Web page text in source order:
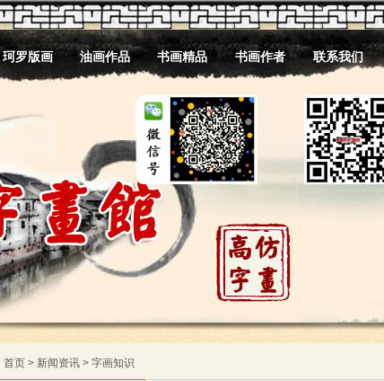
珂罗版画 油画作品 书画精品 书画作者 联系我们
首页 > 新闻资讯 > 字画知识